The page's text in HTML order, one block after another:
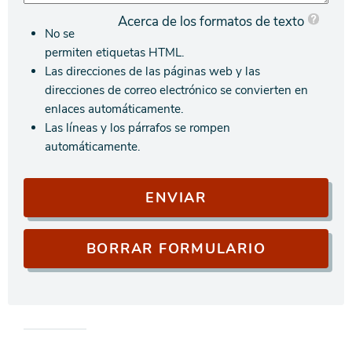
Acerca de los formatos de texto
No se
permiten etiquetas HTML.
Las direcciones de las páginas web y las
direcciones de correo electrónico se convierten en
enlaces automáticamente.
Las líneas y los párrafos se rompen
automáticamente.